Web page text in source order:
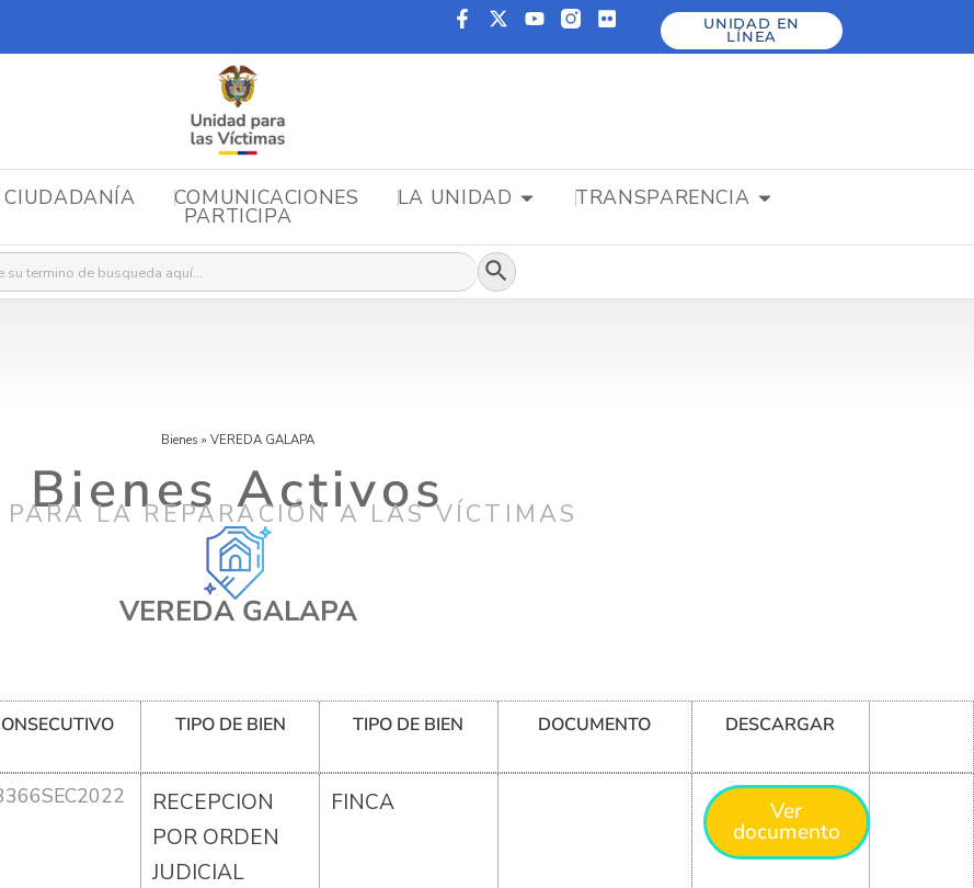
UNIDAD EN
LÍNEA
CIUDADANÍA COMUNICACIONES LA UNIDAD TRANSPARENCIA
PARTICIPA
Botón de búsqueda
Bienes » VEREDA GALAPA
Bienes Activos
PARA LA REPARACIÓN A LAS VÍCTIMAS
VEREDA GALAPA
TIPO DE BIEN TIPO DE BIEN DOCUMENTO DESCARGAR
RECEPCION
POR ORDEN
JUDICIAL
FINCA Ver
documento